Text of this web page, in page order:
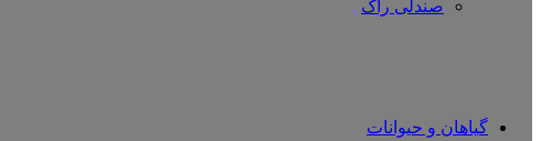
صندلی راک
گیاهان و حیوانات